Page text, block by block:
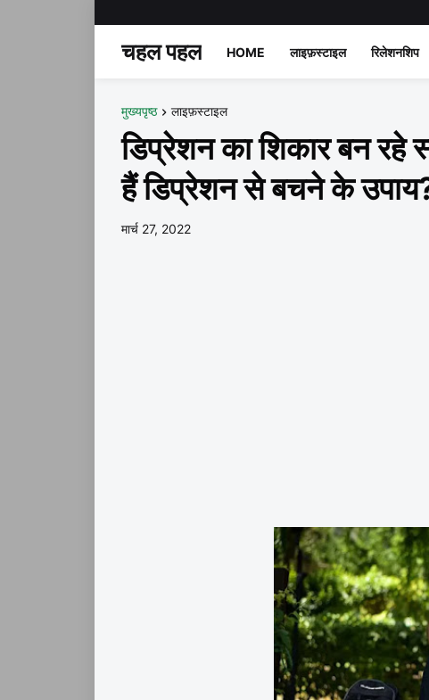
चहल पहल HOME लाइफ़स्टाइल रिलेशनशिप
मुख्यपृष्ठ लाइफ़स्टाइल
डिप्रेशन का शिकार बन रहे
हैं डिप्रेशन से बचने के
मार्च 27, 2022